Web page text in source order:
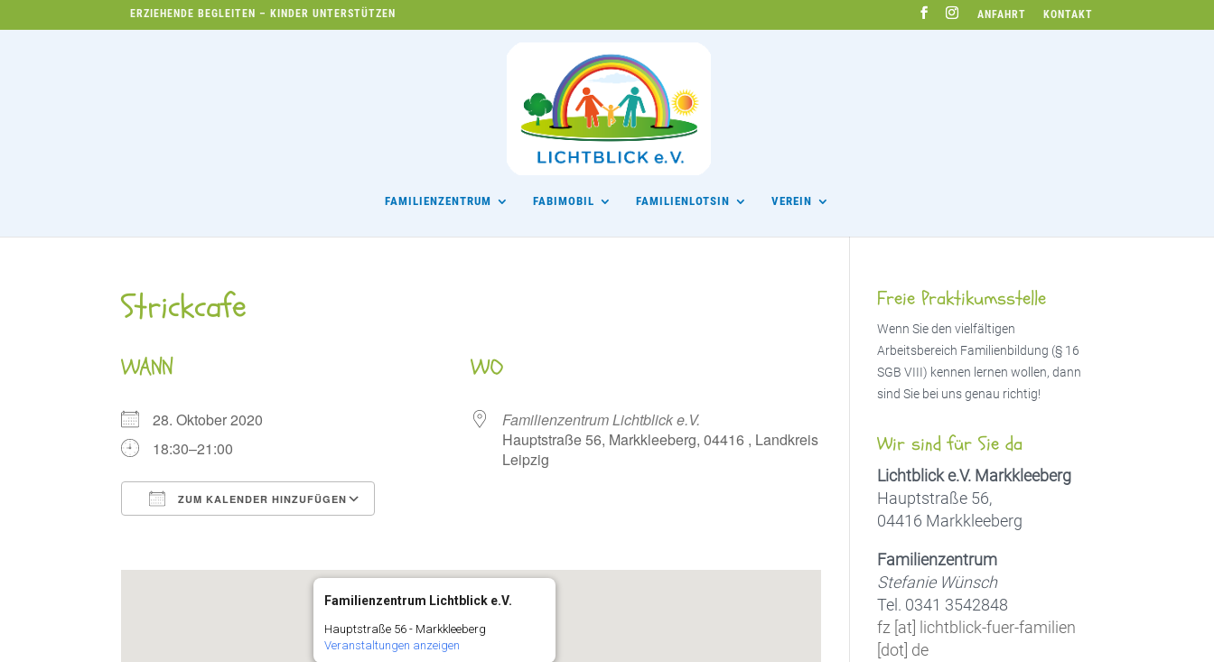
ERZIEHENDE BEGLEITEN – KINDER UNTERSTÜTZEN ANFAHRT KONTAKT
FAMILIENZENTRUM FABIMOBIL FAMILIENLOTSIN VEREIN
Strickcafe
WANN
28. Oktober 2020
18:30–21:00
ZUM KALENDER HINZUFÜGEN
Office 365
WO
Familienzentrum Lichtblick e.V.
Hauptstraße 56, Markkleeberg, 04416 , Landkreis
Leipzig
Familienzentrum Lichtblick e.V.
Hauptstraße 56 - Markkleeberg
Veranstaltungen anzeigen
Freie Praktikumsstelle
Wenn Sie den vielfältigen
Arbeitsbereich Familienbildung (§ 16
SGB VIII) kennen lernen wollen, dann
sind Sie bei uns genau richtig!
Wir sind für Sie da
Lichtblick e.V. Markkleeberg
Hauptstraße 56,
04416 Markkleeberg
Familienzentrum
Stefanie Wünsch
Tel. 0341 3542848
fz [at] lichtblick-fuer-familien
[dot] de